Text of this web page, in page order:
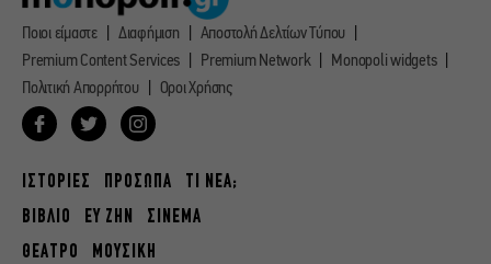
Ποιοι είμαστε Διαφήμιση
Αποστολή Δελτίων Τύπου
Premium Content Services
Premium Network
Monopoli widgets
Πολιτική Απορρήτου
Οροι Χρήσης
ΙΣΤΟΡΙΕΣ ΠΡΟΣΩΠΑ
ΤΙ ΝΕΑ;
ΒΙΒΛΙΟ
ΕΥ ΖΗΝ
ΣΙΝΕΜΑ
ΘΕΑΤΡΟ
ΜΟΥΣΙΚΗ